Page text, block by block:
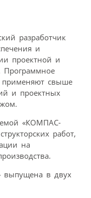
разработчик
и
проектной и
Программное
применяют свыше
и проектных
«КОМПАС-
работ,
на
выпущена в двух